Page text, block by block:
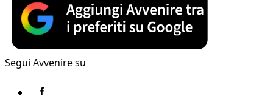
Segui Avvenire su